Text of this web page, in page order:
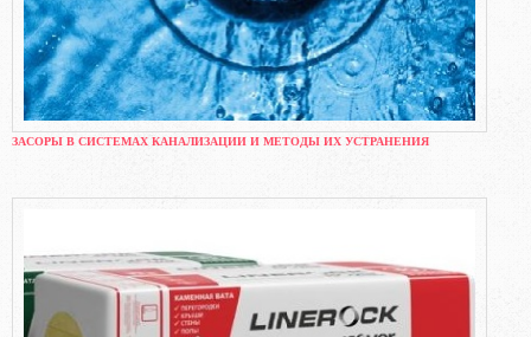
ЗАСОРЫ В СИСТЕМАХ КАНАЛИЗАЦИИ И МЕТОДЫ ИХ УСТРАНЕНИЯ